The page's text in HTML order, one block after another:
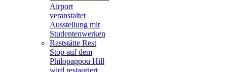
Airport
veranstaltet
Ausstellung mit
Studentenwerken
Raststätte Rest
Stop auf dem
Philopappou Hill
wird restauriert